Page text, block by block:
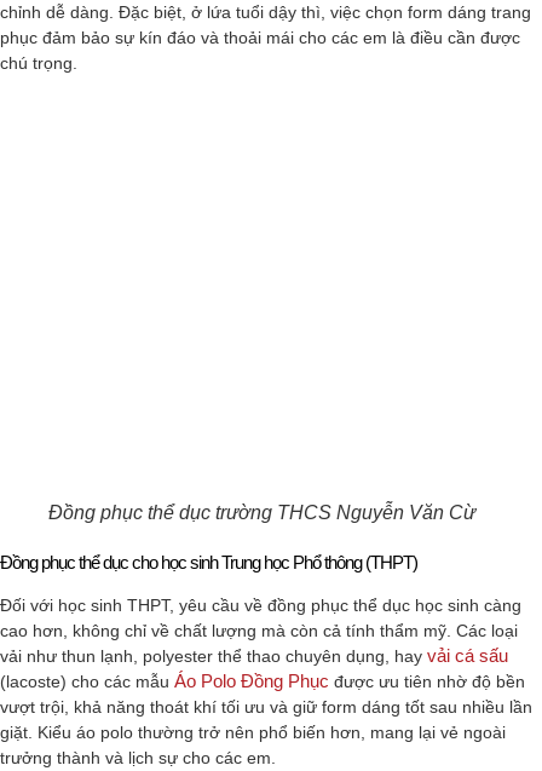
chỉnh dễ dàng. Đặc biệt, ở lứa tuổi dậy thì, việc chọn form dáng trang
phục đảm bảo sự kín đáo và thoải mái cho các em là điều cần được
chú trọng.
Đồng phục thể dục trường THCS Nguyễn Văn Cừ
Đồng phục thể dục cho học sinh Trung học Phổ thông (THPT)
Đối với học sinh THPT, yêu cầu về đồng phục thể dục học sinh càng
cao hơn, không chỉ về chất lượng mà còn cả tính thẩm mỹ. Các loại
vải như thun lạnh, polyester thể thao chuyên dụng, hay vải cá sấu
(lacoste) cho các mẫu Áo Polo Đồng Phục được ưu tiên nhờ độ bền
vượt trội, khả năng thoát khí tối ưu và giữ form dáng tốt sau nhiều lần
giặt. Kiểu áo polo thường trở nên phổ biến hơn, mang lại vẻ ngoài
trưởng thành và lịch sự cho các em.